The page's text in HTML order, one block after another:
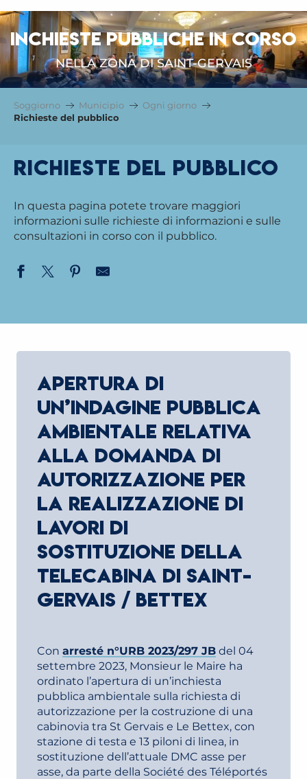
INCHIESTE PUBBLICHE IN CORSO
NELLA ZONA DI SAINT-GERVAIS
Soggiorno Municipio
Ogni giorno
Richieste del pubblico
Richieste del pubblico
In questa pagina potete trovare maggiori
informazioni sulle richieste di informazioni e sulle
consultazioni in corso con il pubblico.
APERTURA DI
UN’INDAGINE PUBBLICA
AMBIENTALE RELATIVA
ALLA DOMANDA DI
AUTORIZZAZIONE PER
LA REALIZZAZIONE DI
LAVORI DI
SOSTITUZIONE DELLA
TELECABINA DI SAINT-
GERVAIS / BETTEX
Con arresté n°URB 2023/297 JB del 04
settembre 2023, Monsieur le Maire ha
ordinato l’apertura di un’inchiesta
pubblica ambientale sulla richiesta di
autorizzazione per la costruzione di una
cabinovia tra St Gervais e Le Bettex, con
stazione di testa e 13 piloni di linea, in
sostituzione dell’attuale DMC asse per
asse, da parte della Société des Téléportés